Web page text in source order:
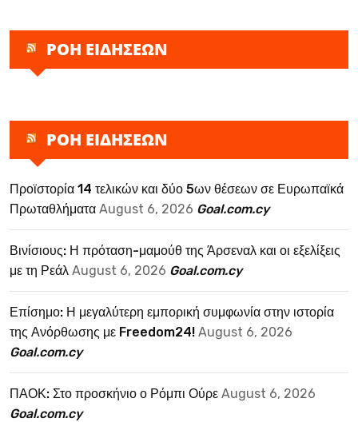
ΡΟΗ ΕΙΔΗΣΕΩΝ
ΡΟΗ ΕΙΔΗΣΕΩΝ
Προϊστορία 14 τελικών και δύο 5ων θέσεων σε Ευρωπαϊκά
Πρωταθλήματα August 6, 2026 Goal.com.cy
Βινίσιους: Η πρόταση-μαμούθ της Άρσεναλ και οι εξελίξεις
με τη Ρεάλ August 6, 2026 Goal.com.cy
Επίσημο: Η μεγαλύτερη εμπορική συμφωνία στην ιστορία
της Ανόρθωσης με Freedom24! August 6, 2026
Goal.com.cy
ΠΑΟΚ: Στο προσκήνιο ο Ρόμπι Ούρε August 6, 2026
Goal.com.cy